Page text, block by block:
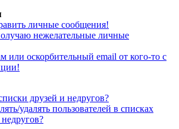
личные сообщения!
нежелательные личные
или оскорбительный email от кого-то с
друзей и недругов?
удалять пользователей в списках